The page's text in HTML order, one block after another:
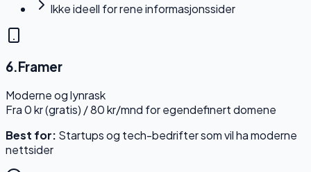
Ikke ideell for rene informasjonssider
6.Framer
Moderne og lynrask
Fra 0 kr (gratis) / 80 kr/mnd for egendefinert domene
Best for: Startups og tech-bedrifter som vil ha moderne
nettsider